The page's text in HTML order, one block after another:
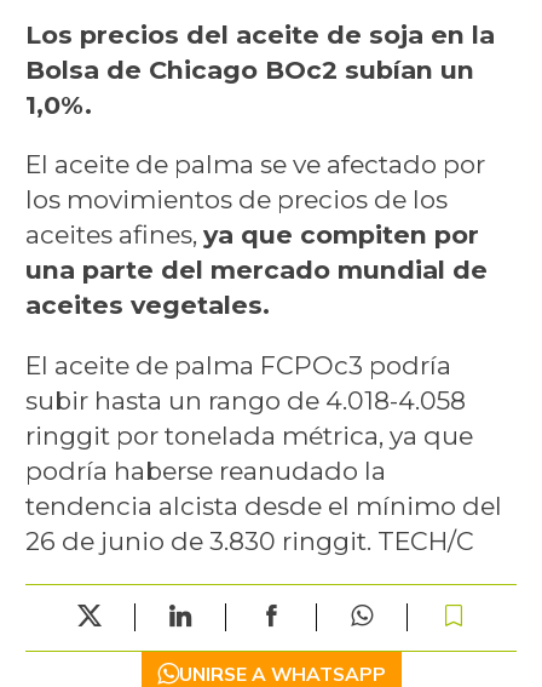
Los precios del aceite de soja en la
Bolsa de Chicago BOc2 subían un
1,0%.
El aceite de palma se ve afectado por
los movimientos de precios de los
aceites afines, ya que compiten por
una parte del mercado mundial de
aceites vegetales.
El aceite de palma FCPOc3 podría
subir hasta un rango de 4.018-4.058
ringgit por tonelada métrica, ya que
podría haberse reanudado la
tendencia alcista desde el mínimo del
26 de junio de 3.830 ringgit. TECH/C
UNIRSE A WHATSAPP